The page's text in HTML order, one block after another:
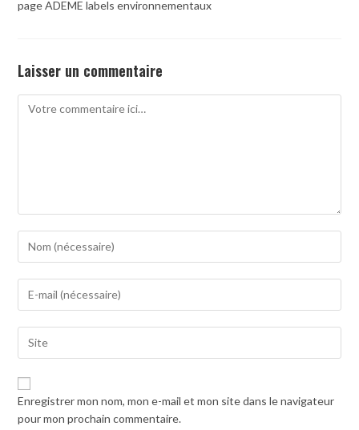
page ADEME labels environnementaux
Laisser un commentaire
Comment
username
to
comment
address
to
comment
votre
site
(facultatif)
Enregistrer mon nom, mon e-mail et mon site dans le navigateur
pour mon prochain commentaire.